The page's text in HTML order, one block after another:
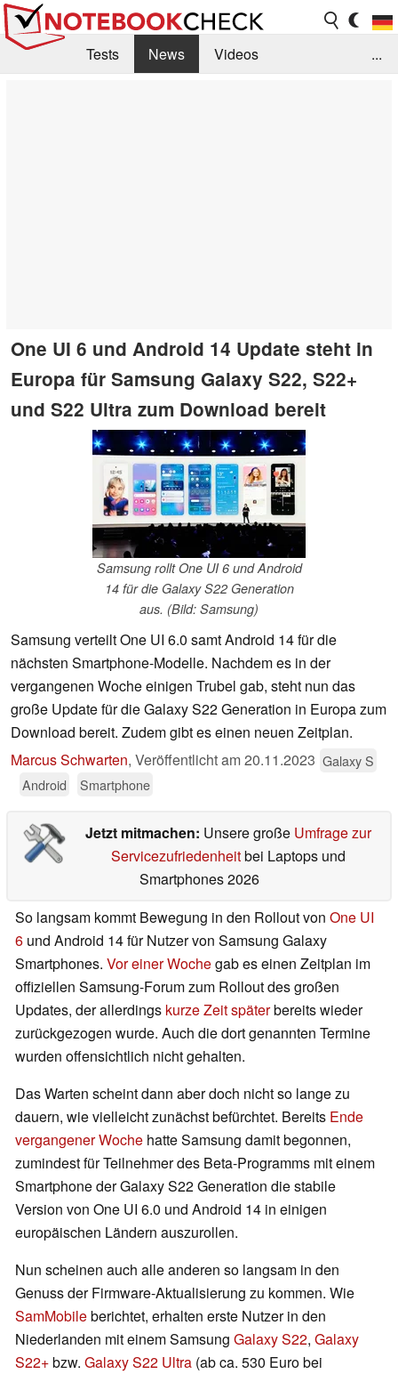
Tests News
Videos
...
One UI 6 und Android 14 Update steht in
Europa für Samsung Galaxy S22, S22+
und S22 Ultra zum Download bereit
Samsung rollt One UI 6 und Android
14 für die Galaxy S22 Generation
aus. (Bild: Samsung)
Samsung verteilt One UI 6.0 samt Android 14 für die
nächsten Smartphone-Modelle. Nachdem es in der
vergangenen Woche einigen Trubel gab, steht nun das
große Update für die Galaxy S22 Generation in Europa zum
Download bereit. Zudem gibt es einen neuen Zeitplan.
Marcus Schwarten, Veröffentlicht am20.11.2023 Galaxy S
Android
Smartphone
Jetzt mitmachen: Unsere große Umfrage zur
Servicezufriedenheitbei Laptops und
Smartphones 2026
So langsam kommt Bewegung in den Rollout von One UI
6 und Android 14 für Nutzer von Samsung Galaxy
Smartphones. Vor einer Wochegab es einen Zeitplan im
offiziellen Samsung-Forum zum Rollout des großen
Updates, der allerdings kurze Zeit späterbereits wieder
zurückgezogen wurde. Auch die dort genannten Termine
wurden offensichtlich nicht gehalten.
Das Warten scheint dann aber doch nicht so lange zu
dauern, wie vielleicht zunächst befürchtet. Bereits Ende
vergangener Woche hatte Samsung damit begonnen,
zumindest für Teilnehmer des Beta-Programms mit einem
Smartphone der Galaxy S22 Generation die stabile
Version von One UI 6.0 und Android 14 in einigen
europäischen Ländern auszurollen.
Nun scheinen auch alle anderen so langsam in den
Genuss der Firmware-Aktualisierung zu kommen. Wie
SamMobileberichtet, erhalten erste Nutzer in den
Niederlanden mit einem Samsung Galaxy S22, Galaxy
S22+bzw. Galaxy S22 Ultra (ab ca. 530 Euro bei